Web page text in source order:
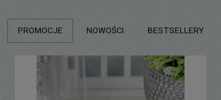
PROMOCJE NOWOŚCI BESTSELLERY